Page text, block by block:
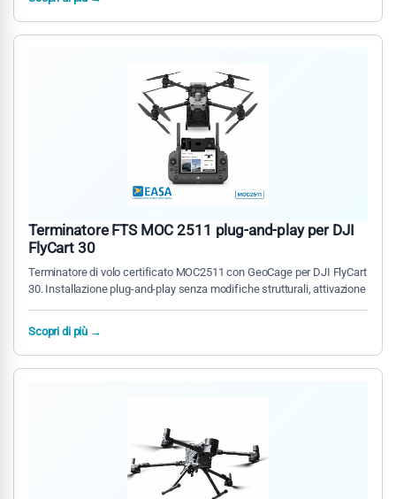
Terminatore FTS MOC 2511 plug-and-play per DJI
FlyCart 30
Terminatore di volo certificato MOC2511 con GeoCage per DJI FlyCart
30. Installazione plug-and-play senza modifiche strutturali, attivazione
Scopri di più →